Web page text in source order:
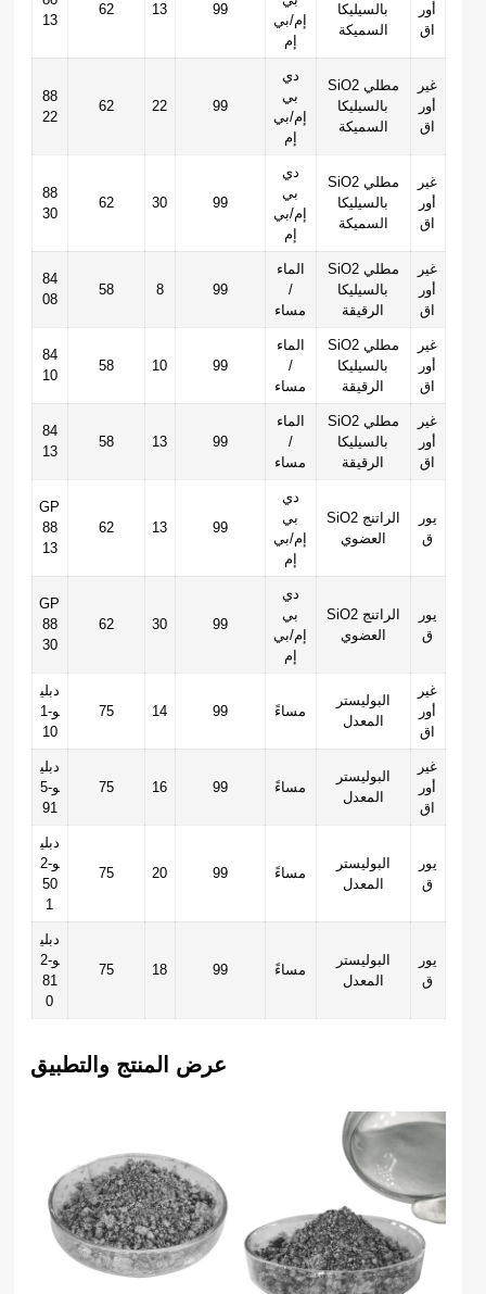
13
62 13 99
إم/بي
إم
بالسيليكا
السميكة
أور
اق
88
22
62 22 99
دي
بي
إم/بي
إم
SiO2 مطلي
بالسيليكا
السميكة
غير
أور
اق
88
30
62 30 99
دي
بي
إم/بي
إم
SiO2 مطلي
بالسيليكا
السميكة
غير
أور
اق
84
08
58 8 99
الماء
/
مساء
SiO2 مطلي
بالسيليكا
الرقيقة
غير
أور
اق
84
10
58 10 99
الماء
/
مساء
SiO2 مطلي
بالسيليكا
الرقيقة
غير
أور
اق
84
13
58 13 99
الماء
/
مساء
SiO2 مطلي
بالسيليكا
الرقيقة
غير
أور
اق
GP
88
13
62 13 99
دي
بي
إم/بي
إم
SiO2 الراتنج
العضوي
يور
ق
GP
88
30
62 30 99
دي
بي
إم/بي
إم
SiO2 الراتنج
العضوي
يور
ق
دبلي
و-1
10
75 14 99 مساءً
البوليستر
المعدل
غير
أور
اق
دبلي
و-5
91
75 16 99 مساءً
البوليستر
المعدل
غير
أور
اق
دبلي
و-2
50
1
75 20 99 مساءً
البوليستر
المعدل
يور
ق
دبلي
و-2
81
0
75 18 99 مساءً
البوليستر
المعدل
يور
ق
عرض المنتج والتطبيق